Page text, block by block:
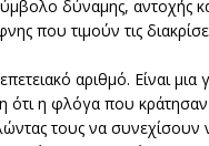
δύναμης, αντοχής
που τιμούν τις
αριθμό. Είναι
ότι η φλόγα που κράτησαν
τους να συνεχίσουν